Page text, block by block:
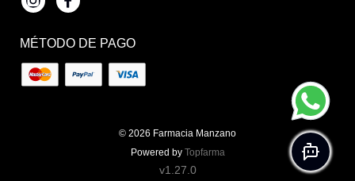
InstagramFacebook
MÉTODO DE PAGO
© 2026 Farmacia Manzano
Powered by Topfarma
v1.27.0